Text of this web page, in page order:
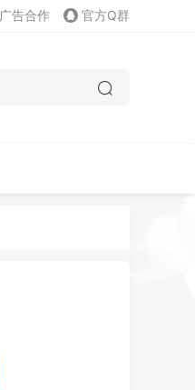
广告合作 官方Q群